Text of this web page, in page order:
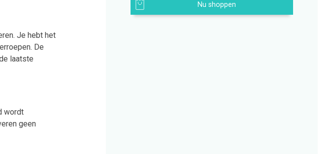
Je hebt het
De
laatste
wordt
geen
Nu shoppen